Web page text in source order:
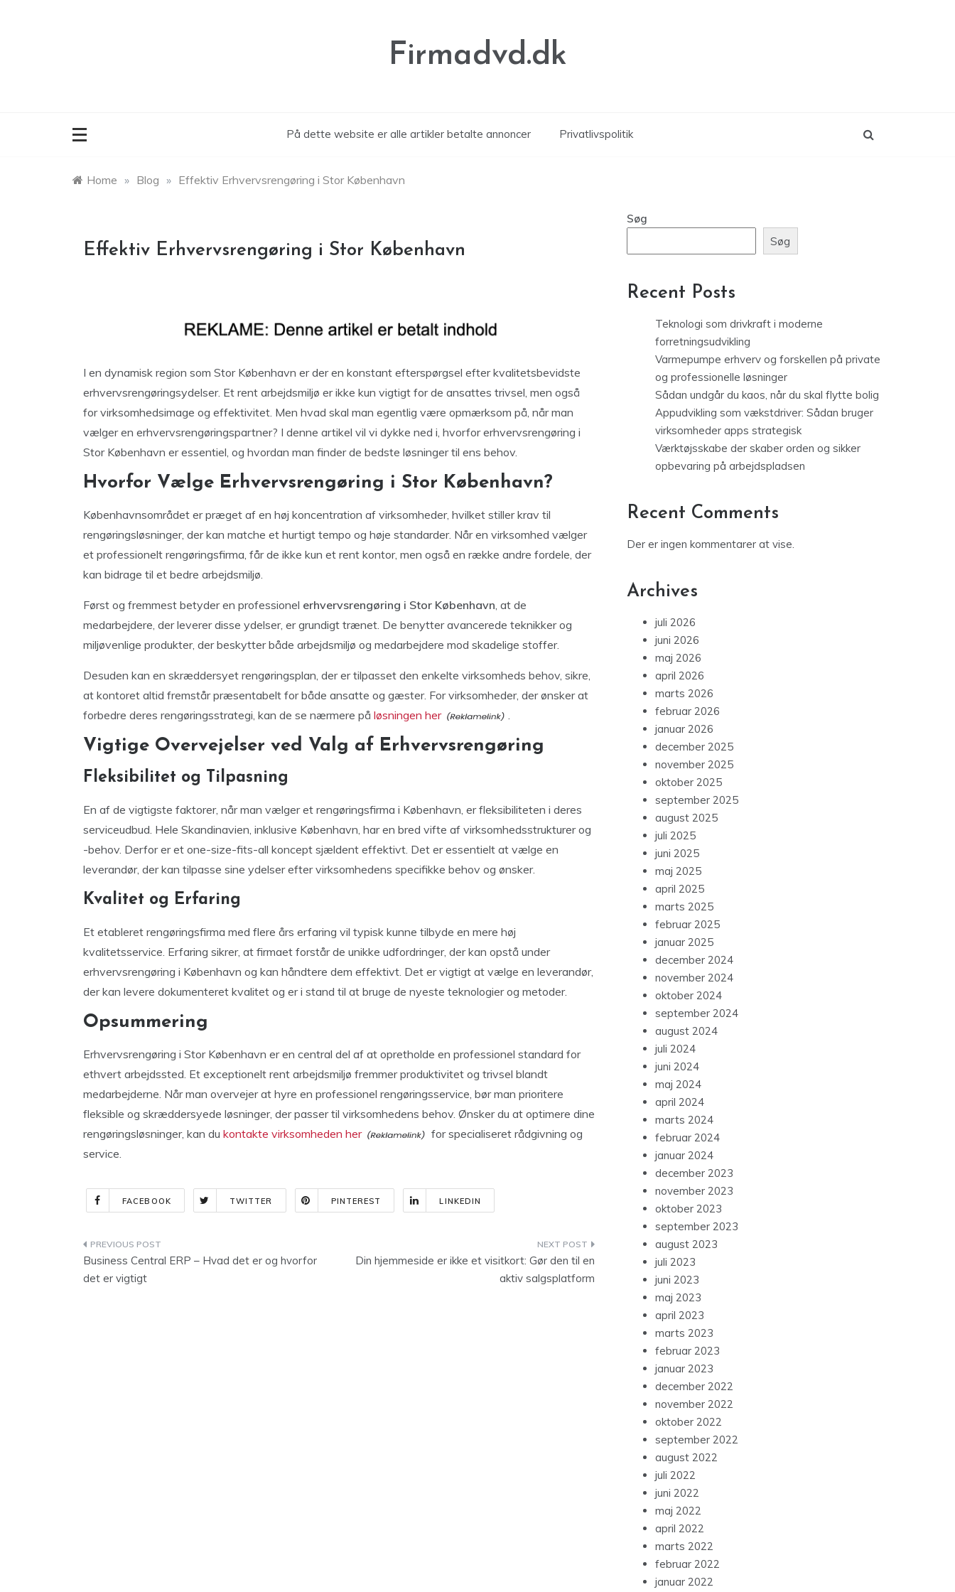
Firmadvd.dk
På dette website er alle artikler betalte annoncer Privatlivspolitik
Home » Blog » Effektiv Erhvervsrengøring i Stor København
Effektiv Erhvervsrengøring i Stor København
I en dynamisk region som Stor København er der en konstant efterspørgsel efter kvalitetsbevidste
erhvervsrengøringsydelser. Et rent arbejdsmiljø er ikke kun vigtigt for de ansattes trivsel, men også
for virksomhedsimage og effektivitet. Men hvad skal man egentlig være opmærksom på, når man
vælger en erhvervsrengøringspartner? I denne artikel vil vi dykke ned i, hvorfor erhvervsrengøring i
Stor København er essentiel, og hvordan man finder de bedste løsninger til ens behov.
Hvorfor Vælge Erhvervsrengøring i Stor København?
Københavnsområdet er præget af en høj koncentration af virksomheder, hvilket stiller krav til
rengøringsløsninger, der kan matche et hurtigt tempo og høje standarder. Når en virksomhed vælger
et professionelt rengøringsfirma, får de ikke kun et rent kontor, men også en række andre fordele, der
kan bidrage til et bedre arbejdsmiljø.
Først og fremmest betyder en professionel erhvervsrengøring i Stor København, at de
medarbejdere, der leverer disse ydelser, er grundigt trænet. De benytter avancerede teknikker og
miljøvenlige produkter, der beskytter både arbejdsmiljø og medarbejdere mod skadelige stoffer.
Desuden kan en skræddersyet rengøringsplan, der er tilpasset den enkelte virksomheds behov, sikre,
at kontoret altid fremstår præsentabelt for både ansatte og gæster. For virksomheder, der ønsker at
forbedre deres rengøringsstrategi, kan de se nærmere på løsningen her .
Vigtige Overvejelser ved Valg af Erhvervsrengøring
Fleksibilitet og Tilpasning
En af de vigtigste faktorer, når man vælger et rengøringsfirma i København, er fleksibiliteten i deres
serviceudbud. Hele Skandinavien, inklusive København, har en bred vifte af virksomhedsstrukturer og
-behov. Derfor er et one-size-fits-all koncept sjældent effektivt. Det er essentielt at vælge en
leverandør, der kan tilpasse sine ydelser efter virksomhedens specifikke behov og ønsker.
Kvalitet og Erfaring
Et etableret rengøringsfirma med flere års erfaring vil typisk kunne tilbyde en mere høj
kvalitetsservice. Erfaring sikrer, at firmaet forstår de unikke udfordringer, der kan opstå under
erhvervsrengøring i København og kan håndtere dem effektivt. Det er vigtigt at vælge en leverandør,
der kan levere dokumenteret kvalitet og er i stand til at bruge de nyeste teknologier og metoder.
Opsummering
Erhvervsrengøring i Stor København er en central del af at opretholde en professionel standard for
ethvert arbejdssted. Et exceptionelt rent arbejdsmiljø fremmer produktivitet og trivsel blandt
medarbejderne. Når man overvejer at hyre en professionel rengøringsservice, bør man prioritere
fleksible og skræddersyede løsninger, der passer til virksomhedens behov. Ønsker du at optimere dine
rengøringsløsninger, kan du kontakte virksomheden her
for specialiseret rådgivning og
service.
FACEBOOK TWITTER PINTEREST LINKEDIN
Indlægsnavigation
Business Central ERP – Hvad det er og hvorfor
det er vigtigt
Din hjemmeside er ikke et visitkort: Gør den til en
aktiv salgsplatform
Søg
Søg
Recent Posts
Teknologi som drivkraft i moderne
forretningsudvikling
Varmepumpe erhverv og forskellen på private
og professionelle løsninger
Sådan undgår du kaos, når du skal flytte bolig
Appudvikling som vækstdriver: Sådan bruger
virksomheder apps strategisk
Værktøjsskabe der skaber orden og sikker
opbevaring på arbejdspladsen
Recent Comments
Der er ingen kommentarer at vise.
Archives
juli 2026
juni 2026
maj 2026
april 2026
marts 2026
februar 2026
januar 2026
december 2025
november 2025
oktober 2025
september 2025
august 2025
juli 2025
juni 2025
maj 2025
april 2025
marts 2025
februar 2025
januar 2025
december 2024
november 2024
oktober 2024
september 2024
august 2024
juli 2024
juni 2024
maj 2024
april 2024
marts 2024
februar 2024
januar 2024
december 2023
november 2023
oktober 2023
september 2023
august 2023
juli 2023
juni 2023
maj 2023
april 2023
marts 2023
februar 2023
januar 2023
december 2022
november 2022
oktober 2022
september 2022
august 2022
juli 2022
juni 2022
maj 2022
april 2022
marts 2022
februar 2022
januar 2022